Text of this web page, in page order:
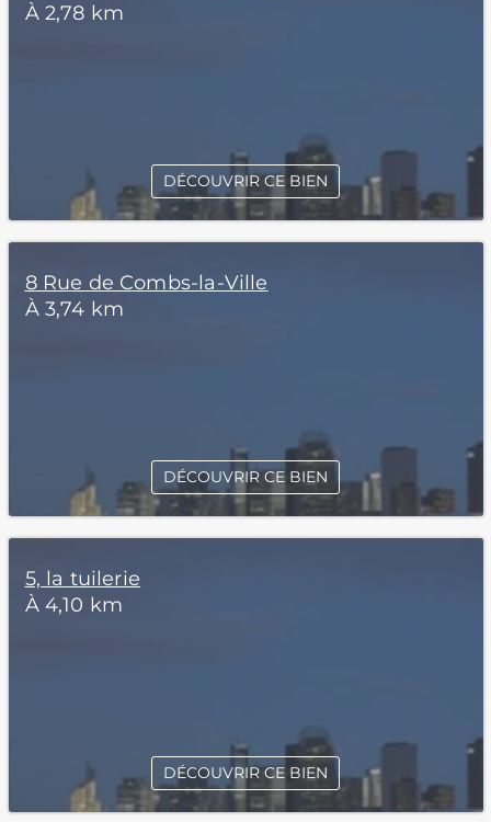
À 2,78 km
DÉCOUVRIR CE BIEN
8 Rue de Combs-la-Ville
À 3,74 km
DÉCOUVRIR CE BIEN
5, la tuilerie
À 4,10 km
DÉCOUVRIR CE BIEN